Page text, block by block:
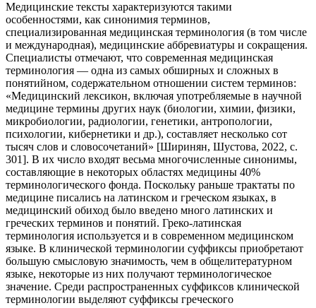
Медицинские тексты характеризуются такими
особенностями, как синонимия терминов,
специализированная медицинская терминология (в том числе
и международная), медицинские аббревиатуры и сокращения.
Специалисты отмечают, что современная медицинская
терминология — одна из самых обширных и сложных в
понятийном, содержательном отношении систем терминов:
«Медицинский лексикон, включая употребляемые в научной
медицине термины других наук (биологии, химии, физики,
микробиологии, радиологии, генетики, антропологии,
психологии, кибернетики и др.), составляет несколько сот
тысяч слов и словосочетаний» [Ширинян, Шустова, 2022, с.
301]. В их число входят весьма многочисленные синонимы,
составляющие в некоторых областях медицины 40%
терминологического фонда. Поскольку раньше трактаты по
медицине писались на латинском и греческом языках, в
медицинский обиход было введено много латинских и
греческих терминов и понятий. Греко-латинская
терминология используется и в современном медицинском
языке. В клинической терминологии суффиксы приобретают
большую смысловую значимость, чем в общелитературном
языке, некоторые из них получают терминологическое
значение. Среди распространенных суффиксов клинической
терминологии выделяют суффиксы греческого